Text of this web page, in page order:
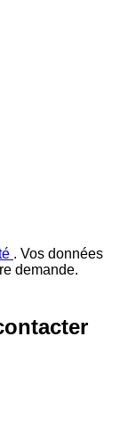
. Vos données
demande.